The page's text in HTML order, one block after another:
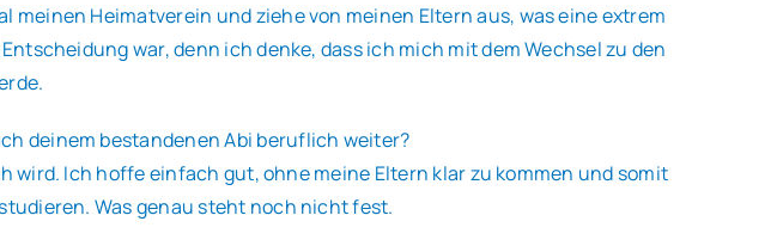
meinen Heimatverein und ziehe von meinen Eltern aus, was eine extrem
war, denn ich denke, dass ich mich mit dem Wechsel zu den
deinem bestandenen Abi beruflich weiter?
Ich hoffe einfach gut, ohne meine Eltern klar zu kommen und somit
Was genau steht noch nicht fest.